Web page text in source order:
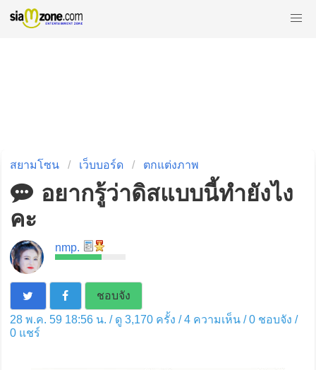
สยามโซน เว็บบอร์ด ตกแต่งภาพ
อยากรู้ว่าดิสแบบนี้ทำยังไง
คะ
nmp.
ชอบจัง
28 พ.ค. 59 18:56 น. / ดู 3,170 ครั้ง / 4 ความเห็น /0ชอบจัง /
0แชร์